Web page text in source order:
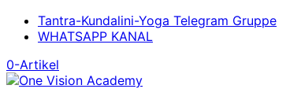
Tantra-Kundalini-Yoga Telegram Gruppe
WHATSAPP KANAL
0-Artikel